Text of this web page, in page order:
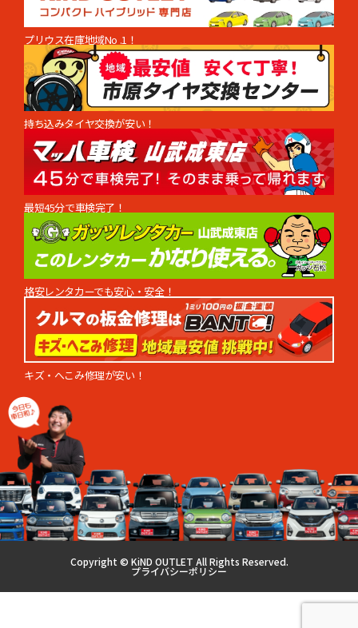
プリウス在庫地域No .1！
持ち込みタイヤ交換が安い！
最短45分で車検完了！
格安レンタカーでも安心・安全！
キズ・へこみ修理が安い！
Copyright ©︎ KiND OUTLET All Rights Reserved.
プライバシーポリシー